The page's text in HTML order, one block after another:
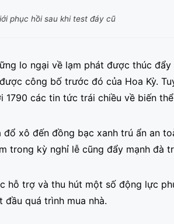
phục hồi sau khi test đáy cũ
lo ngại về lạm phát được thúc
công bố trước đó của Hoa Kỳ.
các tin tức trái chiều về biến
xô đến đồng bạc xanh trú ẩn an
trong kỳ nghỉ lễ cũng đẩy mạnh đà
hỗ trợ và thu hút một số động lực
quá trình mua nhà.